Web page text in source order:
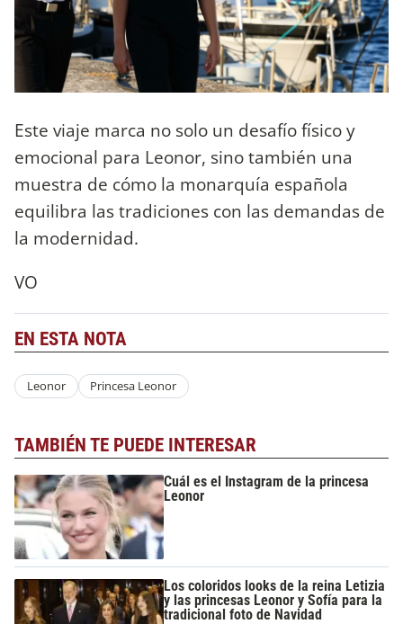
Este viaje marca no solo un desafío físico y
emocional para Leonor, sino también una
muestra de cómo la monarquía española
equilibra las tradiciones con las demandas de
la modernidad.
VO
EN ESTA NOTA
Leonor Princesa Leonor
TAMBIÉN TE PUEDE INTERESAR
Cuál es el Instagram de la princesa
Leonor
Los coloridos looks de la reina Letizia
y las princesas Leonor y Sofía para la
tradicional foto de Navidad